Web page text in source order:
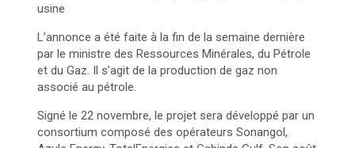
usine
L’annonce a été faite à la fin de la semaine dernière
par le ministre des Ressources Minérales, du Pétrole
et du Gaz. Il s’agit de la production de gaz non
associé au pétrole.
Signé le 22 novembre, le projet sera développé par un
consortium composé des opérateurs Sonangol,